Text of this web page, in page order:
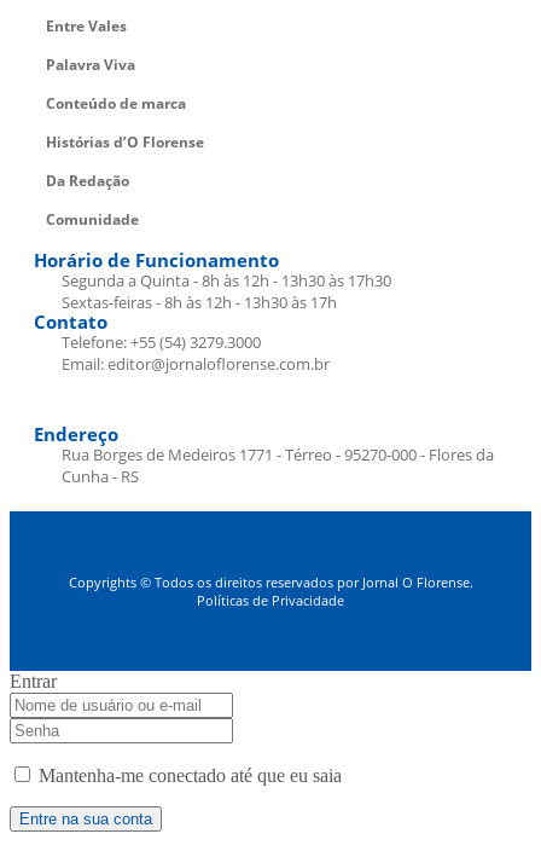
Entre Vales
Palavra Viva
Conteúdo de marca
Histórias d’O Florense
Da Redação
Comunidade
Horário de Funcionamento
Segunda a Quinta - 8h às 12h - 13h30 às 17h30
Sextas-feiras - 8h às 12h - 13h30 às 17h
Contato
Telefone: +55 (54) 3279.3000
Email: editor@jornaloflorense.com.br
Endereço
Rua Borges de Medeiros 1771 - Térreo - 95270-000 - Flores da
Cunha - RS
Copyrights © Todos os direitos reservados por Jornal O Florense.
Políticas de Privacidade
Entrar
Mantenha-me conectado até que eu saia